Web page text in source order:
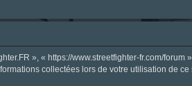
», « https://www.streetfighter-fr.com/forum
collectées lors de votre utilisation de ce